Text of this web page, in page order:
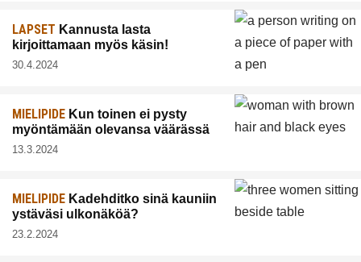
LAPSET Kannusta lasta
kirjoittamaan myös käsin!
30.4.2024
MIELIPIDE Kun toinen ei pysty
myöntämään olevansa väärässä
13.3.2024
MIELIPIDE Kadehditko sinä kauniin
ystäväsi ulkonäköä?
23.2.2024